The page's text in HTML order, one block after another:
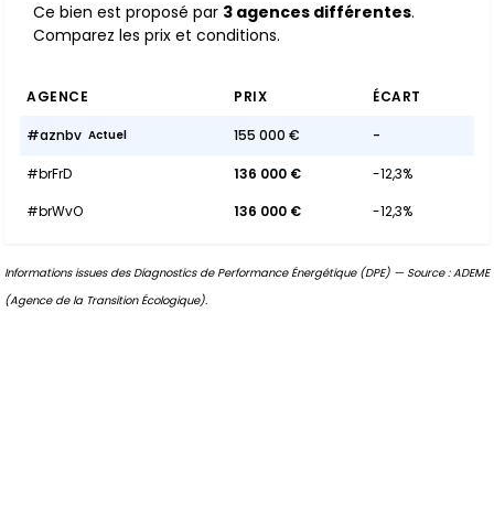
Ce bien est proposé par 3 agences différentes.
Comparez les prix et conditions.
AGENCE PRIX ÉCART
#aznbv Actuel 155 000 € -
#brFrD 136 000 €
-12,3%
#brWvO
136 000 € -12,3%
Informations issues des Diagnostics de Performance Énergétique (DPE) — Source : ADEME
(Agence de la Transition Écologique).